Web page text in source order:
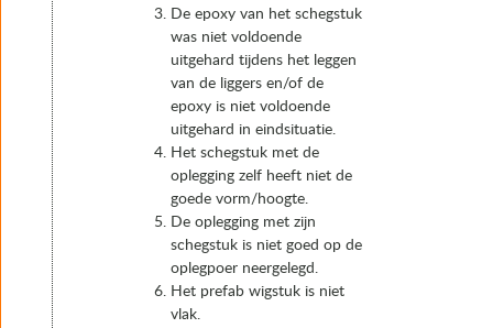
De epoxy van het schegstuk
was niet voldoende
uitgehard tijdens het leggen
van de liggers en/of de
epoxy is niet voldoende
uitgehard in eindsituatie.
Het schegstuk met de
oplegging zelf heeft niet de
goede vorm/hoogte.
De oplegging met zijn
schegstuk is niet goed op de
oplegpoer neergelegd.
Het prefab wigstuk is niet
vlak.